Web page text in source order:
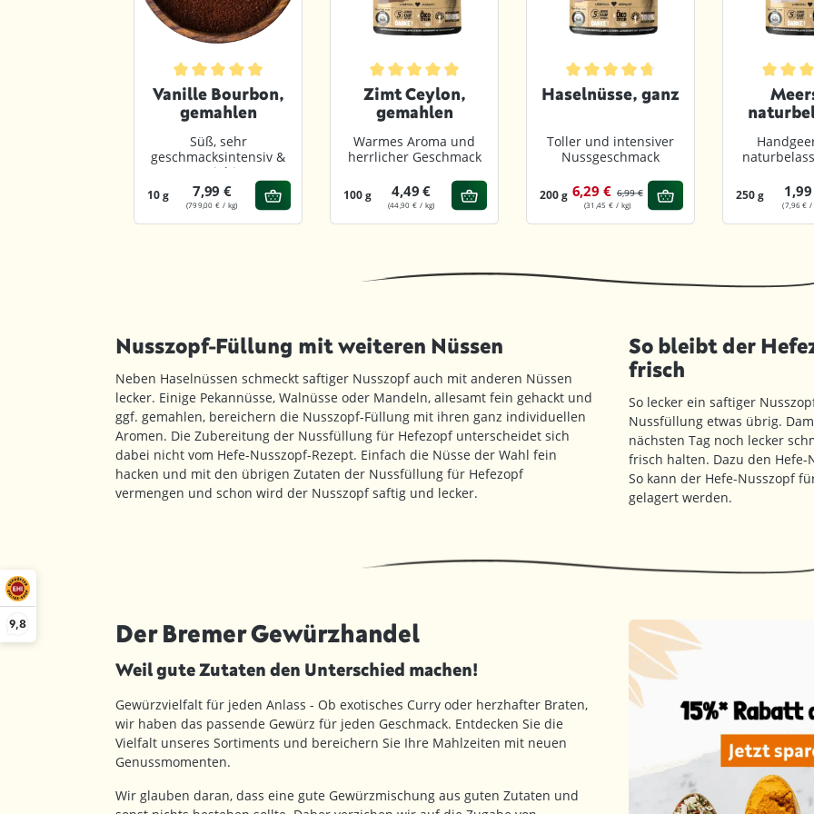
9,8
Bewertung von 4.9 von 5 Sternen
Durchschnittliche Bewertung von 4.8 von 5 Sternen
Vanille Bourbon,
gemahlen
Süß, sehr
geschmacksintensiv &
ergiebig
10 g 7,99 €
(799,00 € / kg)
Durchschnittliche Bewertung von 4.9 von 5 Sternen
Zimt Ceylon,
gemahlen
Warmes Aroma und
herrlicher Geschmack
100 g 4,49 €
(44,90 € / kg)
Durchschnittliche Bewertung von 4.8 von
Haselnüsse, ganz
Toller und intensiver
Nussgeschmack
200 g 6,29 € 6,99 €
(31,45 € / kg)
250 g
(7,96 € /
Nusszopf-Füllung mit weiteren Nüssen
Neben Haselnüssen schmeckt saftiger Nusszopf auch mit anderen Nüssen
lecker. Einige Pekannüsse, Walnüsse oder Mandeln, allesamt fein gehackt und
ggf. gemahlen, bereichern die Nusszopf-Füllung mit ihren ganz individuellen
Aromen. Die Zubereitung der Nussfüllung für Hefezopf unterscheidet sich
dabei nicht vom Hefe-Nusszopf-Rezept. Einfach die Nüsse der Wahl fein
hacken und mit den übrigen Zutaten der Nussfüllung für Hefezopf
vermengen und schon wird der Nusszopf saftig und lecker.
So bleibt der
frisch
So lecker ein saftiger
Nussfüllung etwas übrig.
nächsten Tag noch lecker
frisch halten. Dazu den
So kann der Hefe-Nusszopf
gelagert werden.
Der Bremer Gewürzhandel
Weil gute Zutaten den Unterschied machen!
Gewürzvielfalt für jeden Anlass - Ob exotisches Curry oder herzhafter Braten,
wir haben das passende Gewürz für jeden Geschmack. Entdecken Sie die
Vielfalt unseres Sortiments und bereichern Sie Ihre Mahlzeiten mit neuen
Genussmomenten.
Wir glauben daran, dass eine gute Gewürzmischung aus guten Zutaten und